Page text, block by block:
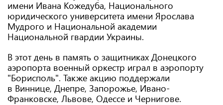
имени Ивана Кожедуба, Национального
юридического университета имени Ярослава
Мудрого и Национальной академии
Национальной гвардии Украины.
В этот день в память о защитниках Донецкого
аэропорта военный оркестр играл в аэропорту
"Борисполь". Также акцию поддержали
в Виннице, Днепре, Запорожье, Ивано-
Франковске, Львове, Одессе и Чернигове.